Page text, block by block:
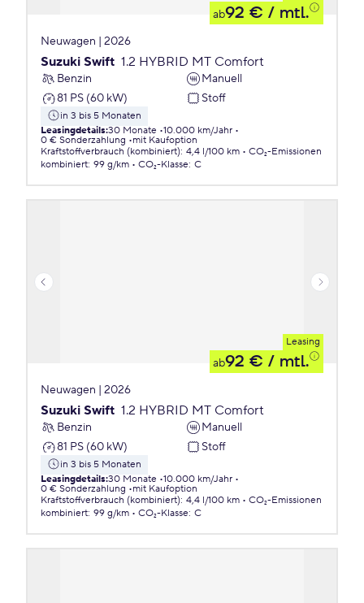
ab92 € / mtl.
Neuwagen | 2026
Suzuki Swift 1.2 HYBRID MT Comfort
Benzin
Manuell
81 PS (60 kW)
Stoff
in 3 bis 5 Monaten
Leasingdetails:30 Monate 10.000 km/Jahr
0 € Sonderzahlung
mit Kaufoption
Kraftstoffverbrauch (kombiniert): 4,4 l/100 km
CO₂-Emissionen
kombiniert: 99 g/km CO₂-Klasse: C
Leasing
ab92 € / mtl.
Neuwagen | 2026
Suzuki Swift 1.2 HYBRID MT Comfort
Benzin
Manuell
81 PS (60 kW)
Stoff
in 3 bis 5 Monaten
Leasingdetails:30 Monate 10.000 km/Jahr
0 € Sonderzahlung
mit Kaufoption
Kraftstoffverbrauch (kombiniert): 4,4 l/100 km
CO₂-Emissionen
kombiniert: 99 g/km CO₂-Klasse: C